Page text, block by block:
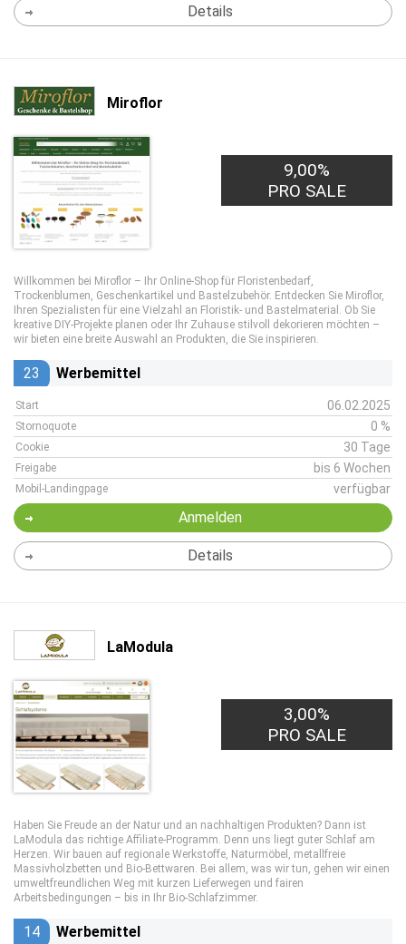
Details
Miroflor
9,00%
PRO SALE
Willkommen bei Miroflor – Ihr Online-Shop für Floristenbedarf,
Trockenblumen, Geschenkartikel und Bastelzubehör. Entdecken Sie Miroflor,
Ihren Spezialisten für eine Vielzahl an Floristik- und Bastelmaterial. Ob Sie
kreative DIY-Projekte planen oder Ihr Zuhause stilvoll dekorieren möchten –
wir bieten eine breite Auswahl an Produkten, die Sie inspirieren.
23 Werbemittel
Start 06.02.2025
Stornoquote 0 %
Cookie 30 Tage
Freigabe bis 6 Wochen
Mobil-Landingpage verfügbar
Anmelden
Details
LaModula
3,00%
PRO SALE
Haben Sie Freude an der Natur und an nachhaltigen Produkten? Dann ist
LaModula das richtige Affiliate-Programm. Denn uns liegt guter Schlaf am
Herzen. Wir bauen auf regionale Werkstoffe, Naturmöbel, metallfreie
Massivholzbetten und Bio-Bettwaren. Bei allem, was wir tun, gehen wir einen
umweltfreundlichen Weg mit kurzen Lieferwegen und fairen
Arbeitsbedingungen – bis in Ihr Bio-Schlafzimmer.
14 Werbemittel